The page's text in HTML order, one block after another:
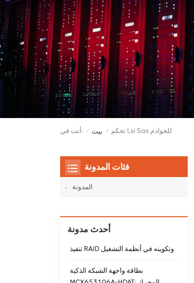
أنت في: / بيت / تحكم Lsi Sas للخوادم
فئات المدونة
المدونة
أحدث مدونة
تنفيذ RAID وتكوينه في أنظمة التشغيل
بطاقة واجهة الشبكة الذكية